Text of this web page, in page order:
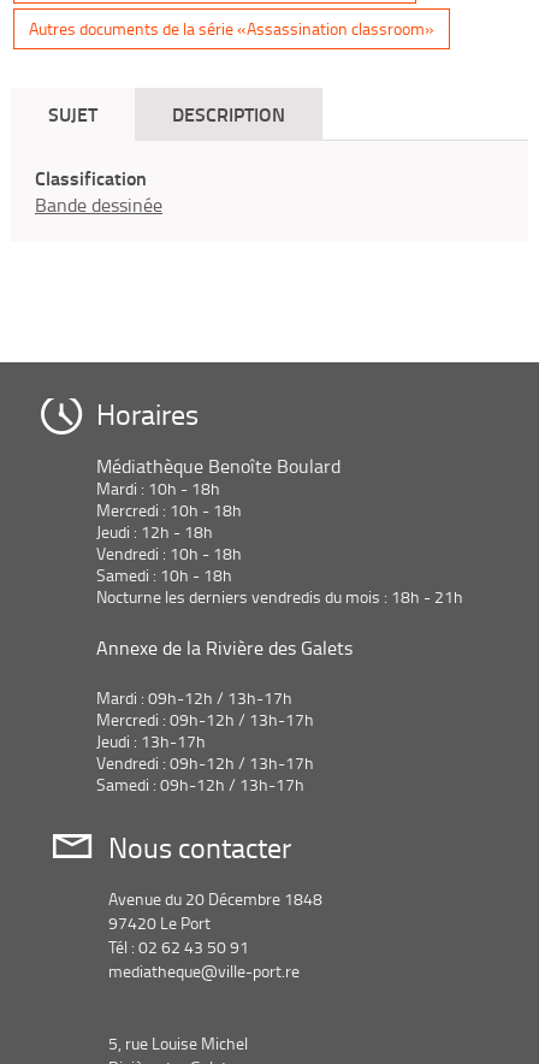
Autres documents de la série «Assassination classroom»
SUJET DESCRIPTION
Classification
Bande dessinée
Horaires
Médiathèque Benoîte Boulard
Mardi : 10h - 18h
Mercredi : 10h - 18h
Jeudi : 12h - 18h
Vendredi : 10h - 18h
Samedi : 10h - 18h
Nocturne les derniers vendredis du mois : 18h - 21h
Annexe de la Rivière des Galets
Mardi : 09h-12h / 13h-17h
Mercredi : 09h-12h / 13h-17h
Jeudi : 13h-17h
Vendredi : 09h-12h / 13h-17h
Samedi : 09h-12h / 13h-17h
Nous contacter
Avenue du 20 Décembre 1848
97420 Le Port
Tél : 02 62 43 50 91
mediatheque@ville-port.re
5, rue Louise Michel